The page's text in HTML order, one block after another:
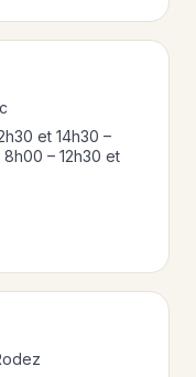
et 14h30 –
8h00 – 12h30 et